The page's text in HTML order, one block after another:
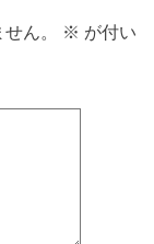
ん。 ※ が付い